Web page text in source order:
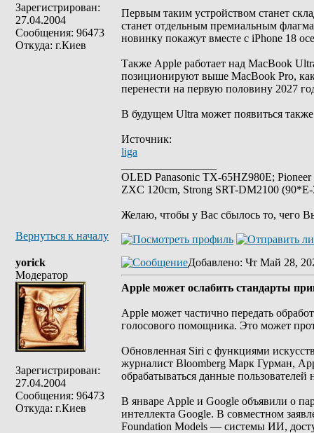
Зарегистрирован:
27.04.2004
Сообщения: 96473
Откуда: г.Киев
Первым таким устройством станет
станет отдельным премиальным
новинку покажут вместе с iPhone 18
Также Apple работает над MacBook
позиционируют выше MacBook Pro,
перенести на первую половину 2027
В будущем Ultra может появиться
Источник:
liga
OLED Panasonic TX-65HZ980E;
ZXC 120cm, Strong SRT-DM2100
Желаю, чтобы у Вас сбылось то, чего
Вернуться к началу
yorick
Модератор
Зарегистрирован:
27.04.2004
Сообщения: 96473
Откуда: г.Киев
Добавлено: Чт Май 28,
Apple может ослабить стандарты
Apple может частично передать
голосового помощника. Это может
Обновленная Siri с функциями
журналист Bloomberg Марк Гурман,
обрабатываться данные
В январе Apple и Google объявили о
интеллекта Google. В совместном
Foundation Models — системы ИИ,